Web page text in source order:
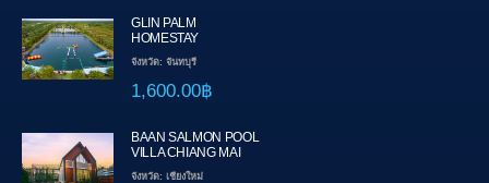
GLIN PALM
HOMESTAY
จังหวัด: จันทบุรี
1,600.00฿
BAAN SALMON POOL
VILLA CHIANG MAI
จังหวัด: เชียงใหม่